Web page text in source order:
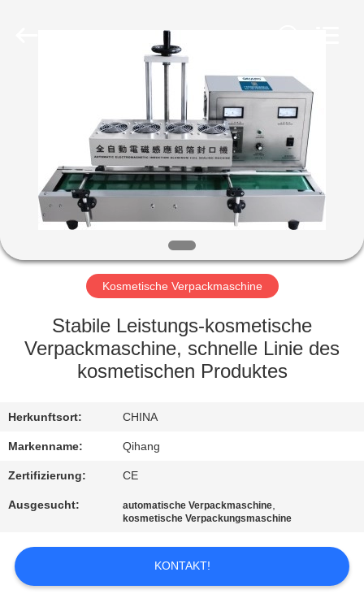
PRODUKTE
ÜBER
UNS
FABRIK-
AUSFLUG
QUALITÄTSKONTROLLE
SIE
MIT
UNS
IN
VERBINDUNG
NACHRICHTEN
Kosmetische Verpackmaschine
Stabile Leistungs-kosmetische
Verpackmaschine, schnelle Linie des
kosmetischen Produktes
Herkunftsort: CHINA
Markenname: Qihang
Zertifizierung: CE
Ausgesucht: automatische Verpackmaschine,
kosmetische Verpackungsmaschine
KONTAKT!